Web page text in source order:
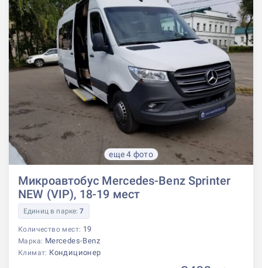
еще 4 фото
Микроавтобус Mercedes-Benz Sprinter
NEW (VIP), 18-19 мест
Единиц в парке:7
Количество мест: 19
Марка: Mercedes-Benz
Климат: Кондиционер